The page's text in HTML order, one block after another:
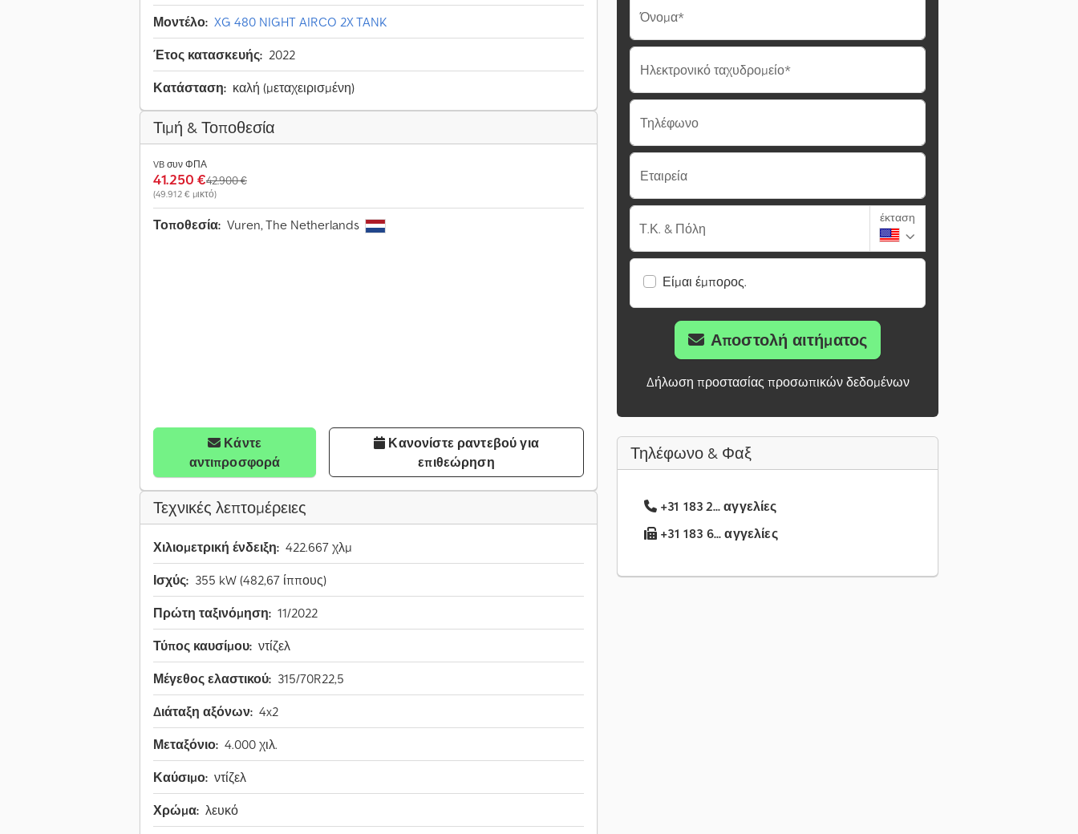
Μοντέλο: XG 480 NIGHT AIRCO 2X TANK
Έτος κατασκευής: 2022
Κατάσταση: καλή (μεταχειρισμένη)
Τιμή & Τοποθεσία
VB συν ΦΠΑ
41.250 €42.900 €
(49.912 € μικτό)
Τοποθεσία: Vuren, The Netherlands
αντιπροσφορά
επιθεώρηση
Τεχνικές λεπτομέρειες
Χιλιομετρική ένδειξη: 422.667 χλμ
Ισχύς: 355 kW (482,67 ίππους)
Πρώτη ταξινόμηση: 11/2022
Τύπος καυσίμου: ντίζελ
Μέγεθος ελαστικού: 315/70R22,5
Διάταξη αξόνων: 4x2
Μεταξόνιο: 4.000 χιλ.
Καύσιμο: ντίζελ
Χρώμα: λευκό
Όνομα*
Ηλεκτρονικό ταχυδρομείο*
Τηλέφωνο
Εταιρεία
Τ.Κ. & Πόλη
έκταση
Είμαι έμπορος.
Αποστολή αιτήματος
Δήλωση προστασίας προσωπικών δεδομένων
Τηλέφωνο & Φαξ
+31 183 2... αγγελίες
+31 183 6... αγγελίες